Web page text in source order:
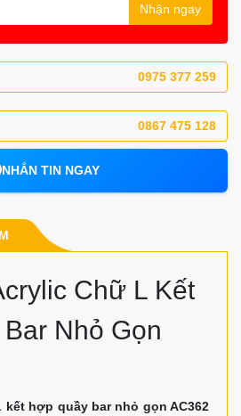
Nhận ngay
0975 377 259
0867 475 128
NHẮN TIN NGAY
Chữ L Kết
Nhỏ Gọn
hợp quầy bar nhỏ gọn AC362